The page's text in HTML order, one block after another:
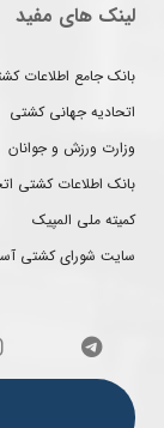
لینک های مفید
بانک جامع اطلاعات
اتحادیه جهانی کشتی
وزارت ورزش و جوانان
بانک اطلاعات کشتی
کمیته ملی المپیک
سایت شورای کشتی